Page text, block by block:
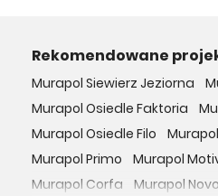
Rekomendowane
Murapol Siewierz Jeziorna
Murapol Osiedle Faktoria
Murapol Osiedle Filo
Murapol Primo
Murapol
Murapol Corfa
Murapol Novo